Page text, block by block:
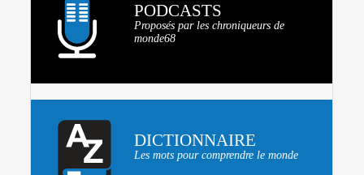
PODCASTS
Proposés par les chroniqueurs de
monde68
DICTIONNAIRE
Les mots pour comprendre le monde